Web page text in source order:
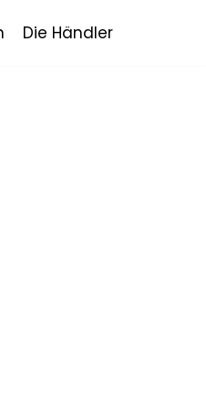
Die Händler